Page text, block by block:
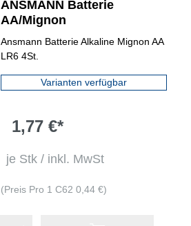
ANSMANN Batterie
AA/Mignon
Ansmann Batterie Alkaline Mignon AA
LR6 4St.
Varianten verfügbar
1,77 €*
je Stk / inkl. MwSt
(Preis Pro 1 C62 0,44 €)